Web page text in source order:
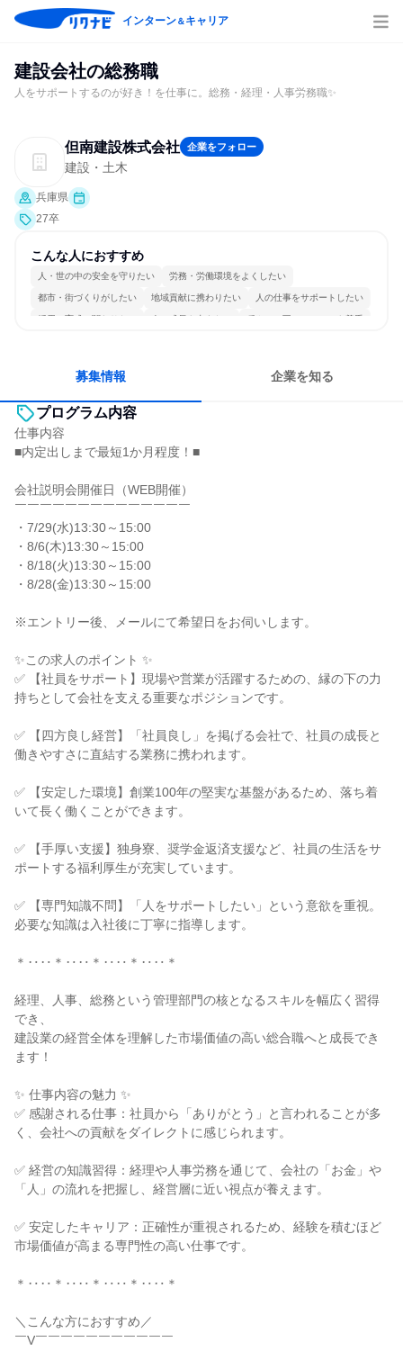
インターン＆キャリア
建設会社の総務職
人をサポートするのが好き！を仕事に。総務・経理・人事労務職✨
但南建設株式会社 企業をフォロー
建設・土木
兵庫県
27卒
こんな人におすすめ
人・世の中の安全を守りたい 労務・労働環境をよくしたい
都市・街づくりがしたい 地域貢献に携わりたい 人の仕事をサポートしたい
採用・育成に関わりたい 人の成長を支えたい 穏やかで互いのペースを尊重
募集情報 企業を知る
プログラム内容
仕事内容
■内定出しまで最短1か月程度！■
会社説明会開催日（WEB開催）
￣￣￣￣￣￣￣￣￣￣￣￣￣￣
・7/29(水)13:30～15:00
・8/6(木)13:30～15:00
・8/18(火)13:30～15:00
・8/28(金)13:30～15:00
※エントリー後、メールにて希望日をお伺いします。
✨この求人のポイント ✨
✅ 【社員をサポート】現場や営業が活躍するための、縁の下の力
持ちとして会社を支える重要なポジションです。
✅ 【四方良し経営】「社員良し」を掲げる会社で、社員の成長と
働きやすさに直結する業務に携われます。
✅ 【安定した環境】創業100年の堅実な基盤があるため、落ち着
いて長く働くことができます。
✅ 【手厚い支援】独身寮、奨学金返済支援など、社員の生活をサ
ポートする福利厚生が充実しています。
✅ 【専門知識不問】「人をサポートしたい」という意欲を重視。
必要な知識は入社後に丁寧に指導します。
＊‥‥＊‥‥＊‥‥＊‥‥＊
経理、人事、総務という管理部門の核となるスキルを幅広く習得
でき、
建設業の経営全体を理解した市場価値の高い総合職へと成長でき
ます！
✨ 仕事内容の魅力 ✨
✅ 感謝される仕事：社員から「ありがとう」と言われることが多
く、会社への貢献をダイレクトに感じられます。
✅ 経営の知識習得：経理や人事労務を通じて、会社の「お金」や
「人」の流れを把握し、経営層に近い視点が養えます。
✅ 安定したキャリア：正確性が重視されるため、経験を積むほど
市場価値が高まる専門性の高い仕事です。
＊‥‥＊‥‥＊‥‥＊‥‥＊
＼こんな方におすすめ／
￣V￣￣￣￣￣￣￣￣￣￣￣